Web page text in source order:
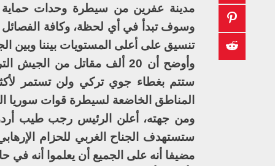
مدينة عفرين من سيطرة وحدات حماية
وسوف تبدأ في أي لحظة، وكافة
تنسيق على أعلى المستويات بيننا وبين
وأوضح أن 20 ألف مقاتل من
ستتم بغطاء جوي تركي ولن تستمر
المناطق الخاضعة لسيطرة قوات سوريا
ومن جهته، أعلن الرئيس رجب طيب
ستستهدف الجناح الغربي للحزام
مضيفا أنه على الجميع أن يعلموا أنه